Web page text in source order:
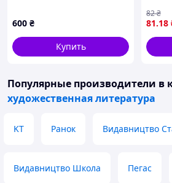
600 ₴
Купить
81.18
82₴
Популярные производители в
художественная литература
KT Ранок Видавництво
Видавництво Школа Пегас